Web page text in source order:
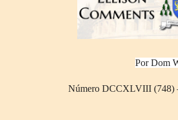
Por Dom
Número DCCXLVIII (748)